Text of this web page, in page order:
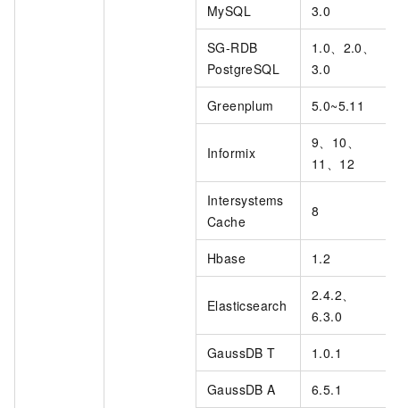
MySQL
3.0
SG-RDB
PostgreSQL
1.0、2.0、
3.0
Greenplum 5.0~5.11
Informix
9、10、
11、12
Intersystems
Cache
8
Hbase 1.2
Elasticsearch
2.4.2、
6.3.0
GaussDB T 1.0.1
GaussDB A 6.5.1